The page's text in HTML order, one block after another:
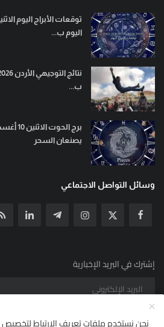
اليوم ب...
ب...
يصنعان السحر
وسائل التواصل الاجتماعي
إشترك في البريد الإخبارية
نحن نستخدم ملفات تعريف الارتباط لتخصيص